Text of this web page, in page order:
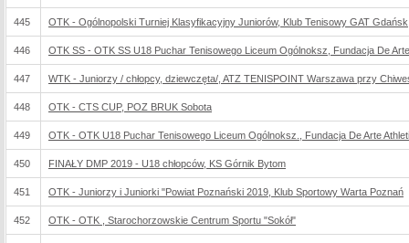
445 OTK - Ogólnopolski Turniej Klasyfikacyjny Juniorów, Klub Tenisowy GAT Gdańsk
446 OTK SS - OTK SS U18 Puchar Tenisowego Liceum Ogólnoksz, Fundacja De
447 WTK - Juniorzy / chłopcy, dziewczęta/, ATZ TENISPOINT Warszawa przy
448 OTK - CTS CUP, POZ BRUK Sobota
449 OTK - OTK U18 Puchar Tenisowego Liceum Ogólnoksz., Fundacja De Arte
450 FINAŁY DMP 2019 - U18 chłopców, KS Górnik Bytom
451 OTK - Juniorzy i Juniorki "Powiat Poznański 2019, Klub Sportowy Warta Poznań
452 OTK - OTK , Starochorzowskie Centrum Sportu "Sokół"